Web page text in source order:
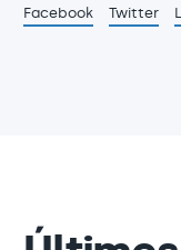
Facebook
Twitter